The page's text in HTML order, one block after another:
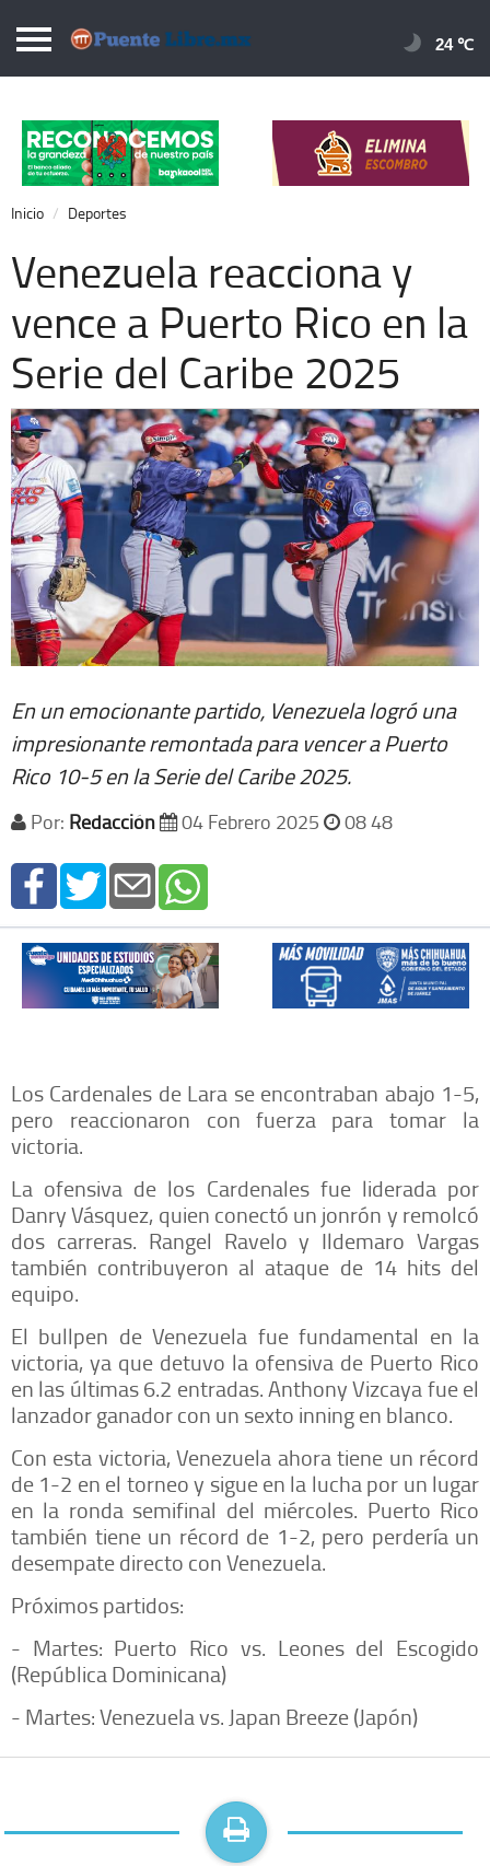
Puentelibre.mx
Local
Nacional
Opinión
Cronos
Economía
Espectáculos
Extra +
24 ℃
Inicio Deportes
Venezuela reacciona y
vence a Puerto Rico en la
Serie del Caribe 2025
En un emocionante partido, Venezuela logró una
impresionante remontada para vencer a Puerto
Rico 10-5 en la Serie del Caribe 2025.
Por: Redacción 04 Febrero 2025 08 48
Los Cardenales de Lara se encontraban abajo 1-5,
pero reaccionaron con fuerza para tomar la
victoria.
La ofensiva de los Cardenales fue liderada por
Danry Vásquez, quien conectó un jonrón y remolcó
dos carreras. Rangel Ravelo y Ildemaro Vargas
también contribuyeron al ataque de 14 hits del
equipo.
El bullpen de Venezuela fue fundamental en la
victoria, ya que detuvo la ofensiva de Puerto Rico
en las últimas 6.2 entradas. Anthony Vizcaya fue el
lanzador ganador con un sexto inning en blanco.
Con esta victoria, Venezuela ahora tiene un récord
de 1-2 en el torneo y sigue en la lucha por un lugar
en la ronda semifinal del miércoles. Puerto Rico
también tiene un récord de 1-2, pero perdería un
desempate directo con Venezuela.
Próximos partidos:
- Martes: Puerto Rico vs. Leones del Escogido
(República Dominicana)
- Martes: Venezuela vs. Japan Breeze (Japón)